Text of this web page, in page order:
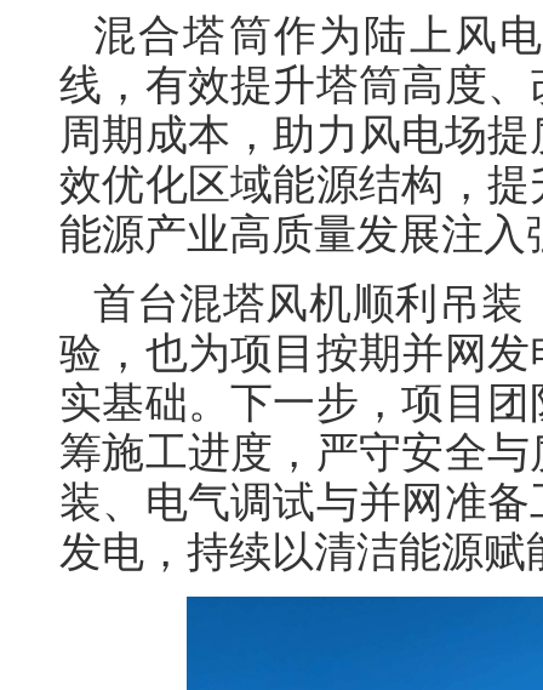
混合塔筒作为陆上风
线，有效提升塔筒高度
周期成本，助力风电场
效优化区域能源结构，
能源产业高质量发展注入
首台混塔风机顺利吊
验，也为项目按期并网
实基础。下一步，项目
筹施工进度，严守安全
装、电气调试与并网准
发电，持续以清洁能源赋